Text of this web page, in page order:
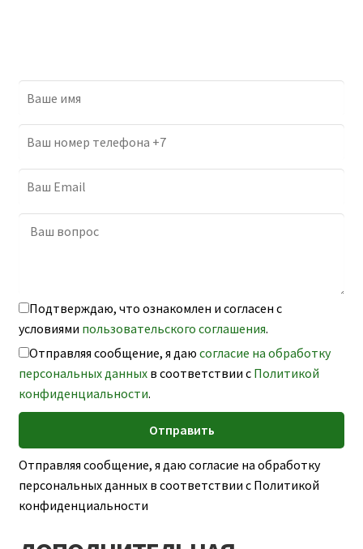
Подтверждаю, что ознакомлен и согласен с
условиями пользовательского соглашения.
Отправляя сообщение, я даю согласие на обработку
персональных данныхв соответствии с Политикой
конфиденциальности.
Отправляя сообщение, я даю согласие на обработку
персональных данных в соответствии с Политикой
конфиденциальности